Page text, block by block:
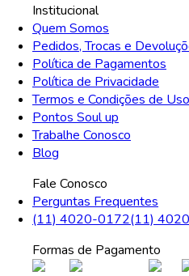
Institucional
Quem Somos
Pedidos, Trocas e
Política de Pagamentos
Política de Privacidade
Termos e Condições de Uso
Pontos Soul up
Trabalhe Conosco
Blog
Fale Conosco
Perguntas Frequentes
(11) 4020-0172(11)
Formas de Pagamento